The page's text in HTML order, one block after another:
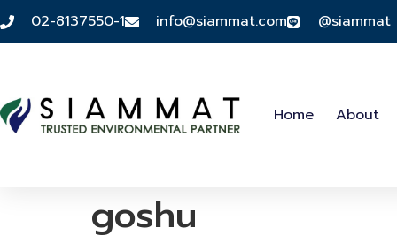
02-8137550-1 info@siammat.com @siammat
Home About
goshu